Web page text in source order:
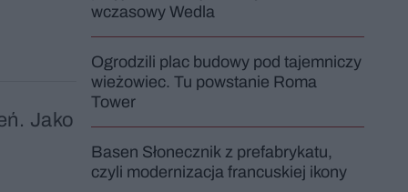
Jako
wczasowy Wedla
Ogrodzili plac budowy pod tajemniczy
wieżowiec. Tu powstanie Roma
Tower
Basen Słonecznik z prefabrykatu,
czyli modernizacja francuskiej ikony